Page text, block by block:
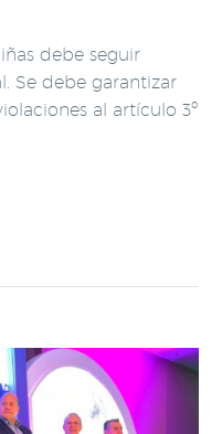
debe seguir
Se debe garantizar
al artículo 3º